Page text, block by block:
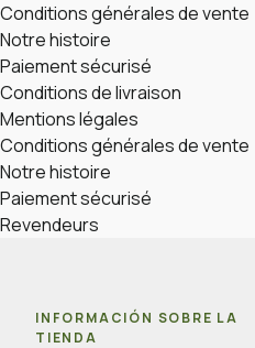
Conditions générales de vente
Notre histoire
Paiement sécurisé
Conditions de livraison
Mentions légales
Conditions générales de vente
Notre histoire
Paiement sécurisé
Revendeurs
INFORMACIÓN SOBRE LA
TIENDA